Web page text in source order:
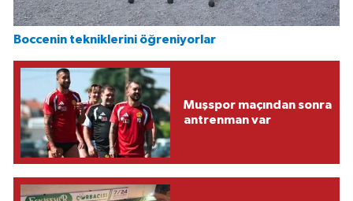
Boccenin tekniklerini öğreniyorlar
Muşspor maçından sonra
antrenman var